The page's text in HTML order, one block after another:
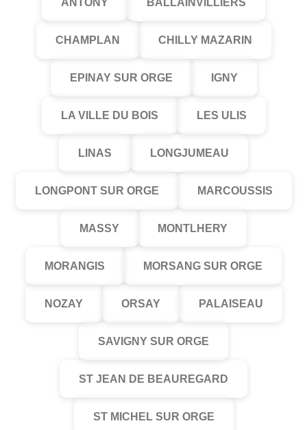
ANTONY BALLAINVILLIERS
CHAMPLAN CHILLY MAZARIN
EPINAY SUR ORGE IGNY
LA VILLE DU BOIS LES ULIS
LINAS LONGJUMEAU
LONGPONT SUR ORGE MARCOUSSIS
MASSY MONTLHERY
MORANGIS MORSANG SUR ORGE
NOZAY ORSAY PALAISEAU
SAVIGNY SUR ORGE
ST JEAN DE BEAUREGARD
ST MICHEL SUR ORGE